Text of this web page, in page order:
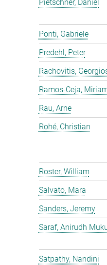
Pietschner, Daniel
Ponti, Gabriele
Predehl, Peter
Rachovitis,
Ramos-Ceja,
Rau, Arne
Rohé, Christian
Roster, William
Salvato, Mara
Sanders, Jeremy
Saraf, Anirudh
Satpathy, Nandini